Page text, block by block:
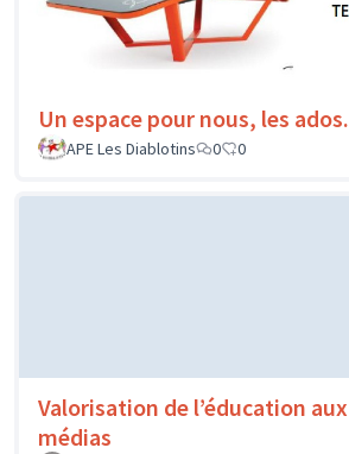
Un espace pour nous, les ados.
APE Les Diablotins
0 0
Valorisation de l’éducation aux
médias